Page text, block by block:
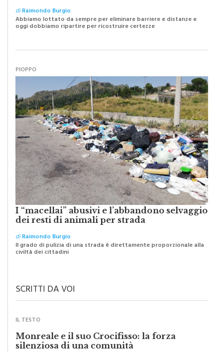
diRaimondo Burgio
Abbiamo lottato da sempre per eliminare barriere e distanze e
oggi dobbiamo ripartire per ricostruire certezze
PIOPPO
I “macellai” abusivi e l’abbandono selvaggio
dei resti di animali per strada
diRaimondo Burgio
Il grado di pulizia di una strada è direttamente proporzionale alla
civiltà dei cittadini
SCRITTI DA VOI
IL TESTO
Monreale e il suo Crocifisso: la forza
silenziosa di una comunità